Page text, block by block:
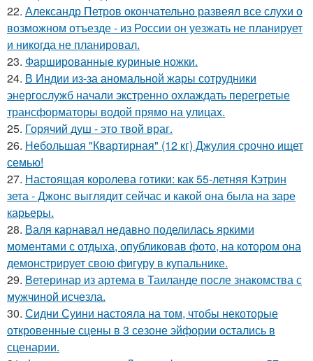
22. Александр Петров окончательно развеял все слухи о
возможном отъезде - из России он уезжать не планирует
и никогда не планировал.
23. Фаршированные куриные ножки.
24. В Индии из-за аномальной жары сотрудники
энергослужб начали экстренно охлаждать перегретые
трансформаторы водой прямо на улицах.
25. Горячий душ - это твой враг.
26. Небольшая "Квартирная" (12 кг) Джулия срочно ищет
семью!
27. Настоящая королева готики: как 55-летняя Кэтрин
зета - Джонс выглядит сейчас и какой она была на заре
карьеры.
28. Валя карнавал недавно поделилась яркими
моментами с отдыха, опубликовав фото, на котором она
демонстрирует свою фигуру в купальнике.
29. Ветеринар из артема в Таиланде после знакомства с
мужчиной исчезла.
30. Сидни Суини настояла на том, чтобы некоторые
откровенные сцены в 3 сезоне эйфории остались в
сценарии.